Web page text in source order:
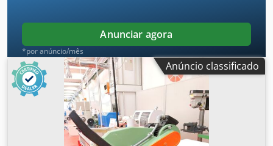
Anunciar agora
*por anúncio/mês
Anúncio classificado